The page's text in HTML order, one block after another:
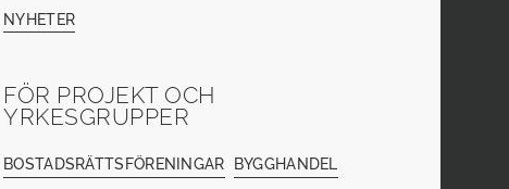
NYHETER
FÖR PROJEKT OCH
YRKESGRUPPER
BOSTADSRÄTTSFÖRENINGAR BYGGHANDEL